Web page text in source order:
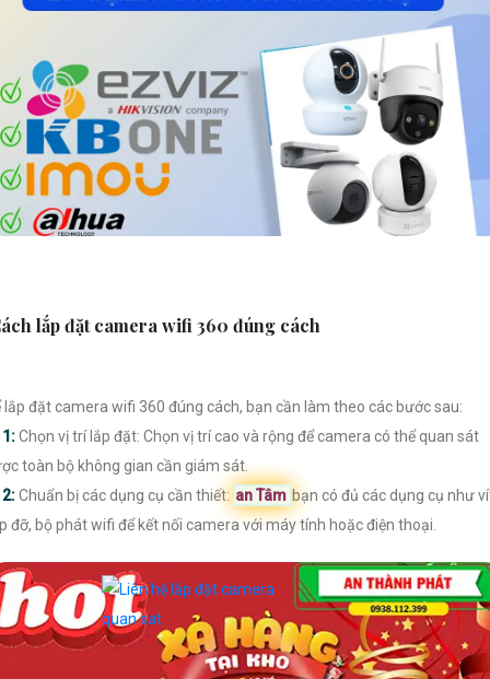
lắp đặt camera wifi 360 đúng cách
lắp đặt camera wifi 360 đúng cách, bạn cần làm theo các bước sau:
1:Chọn vị trí lắp đặt: Chọn vị trí cao và rộng để camera có thể quan sát
toàn bộ không gian cần giám sát.
2:Chuẩn bị các dụng cụ cần thiết: an Tâm bạn có đủ các dụng cụ như
đỡ, bộ phát wifi để kết nối camera với máy tính hoặc điện thoại.